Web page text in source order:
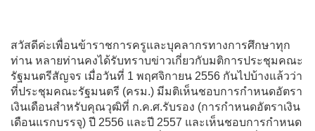
สวัสดีค่ะเพื่อนข้าราชการครูและบุคลากรทางการศึกษาทุก
ท่าน หลายท่านคงได้รับทราบข่าวเกี่ยวกับมติการประชุมคณะ
รัฐมนตรีสัญจร เมื่อวันที่ 1 พฤศจิกายน 2556 กันไปบ้างแล้วว่า
ที่ประชุมคณะรัฐมนตรี (ครม.) มีมติเห็นชอบการกำหนดอัตรา
เงินเดือนสำหรับคุณวุฒิที่ ก.ค.ศ.รับรอง (การกำหนดอัตราเงิน
เดือนแรกบรรจุ) ปี 2556 และปี 2557 และเห็นชอบการกำหนด